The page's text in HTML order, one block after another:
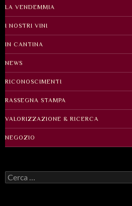
LA VENDEMMIA
I NOSTRI VINI
IN CANTINA
NEWS
RICONOSCIMENTI
RASSEGNA STAMPA
VALORIZZAZIONE & RICERCA
NEGOZIO
Ricerca
per: